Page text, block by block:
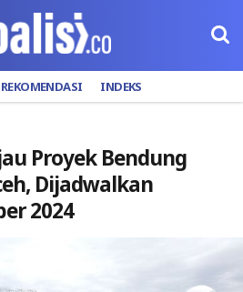
REKOMENDASI INDEKS
Proyek Bendung
Dijadwalkan
2024